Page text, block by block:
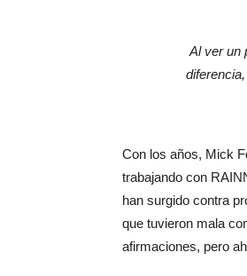
Al ver un
Con los años, Mick
trabajando con
han surgido contra
que tuvieron mala
afirmaciones, pero